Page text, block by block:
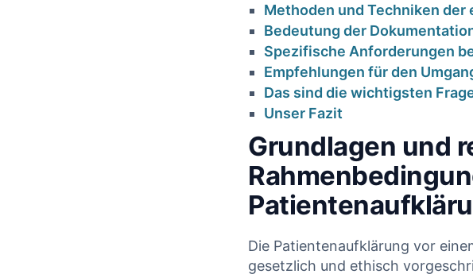
Methoden und Techniken
Bedeutung ‌der
Spezifische Anforderungen​
Empfehlungen für den
Das sind die wichtigsten
Unser Fazit
Grundlagen und
Die‍ Patientenaufklärung vor
gesetzlich und ethisch